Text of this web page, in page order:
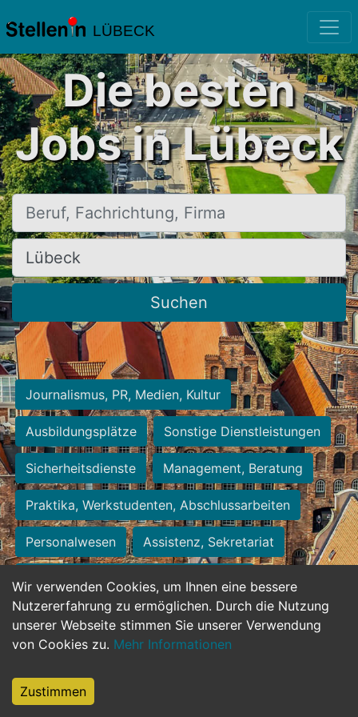
LÜBECK
Wir verwenden Cookies, um Ihnen eine bessere
Nutzererfahrung zu ermöglichen. Durch die Nutzung
unserer Webseite stimmen Sie unserer Verwendung
von Cookies zu. Mehr Informationen
Zustimmen
Die besten
Jobs in Lübeck
Beruf, Fachrichtung, Firma
Ort, Stadt
Suchen
Journalismus, PR, Medien, Kultur
Ausbildungsplätze Sonstige Dienstleistungen
Sicherheitsdienste Management, Beratung
Praktika, Werkstudenten, Abschlussarbeiten
Personalwesen Assistenz, Sekretariat
Hilfskräfte, Aushilfs- und Nebenjobs
Einkauf, Logistik, Materialwirtschaft
Weiterbildung, Studium, duale Ausbildung
Tourismus